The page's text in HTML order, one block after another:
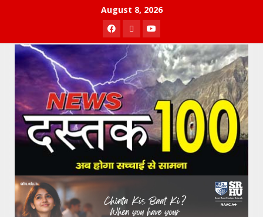
August 8, 2026
Facebook
TwitterYoutube